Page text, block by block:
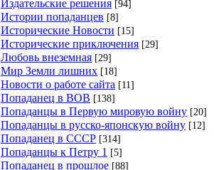
Издательские решения [94]
Истории попаданцев [8]
Исторические Новости [15]
Исторические приключения [29]
Любовь внеземная [29]
Мир Земли лишних [18]
Новости о работе сайта [11]
Попаданец в ВОВ [138]
Попаданцы в Первую мировую войну [20]
Попаданцы в русско-японскую войну [12]
Попаданец в СССР [314]
Попаданцы к Петру 1 [5]
Попаданец в прошлое [88]